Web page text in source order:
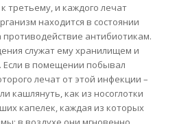
к третьему, и каждого лечат
находится в состоянии
противодействие антибиотикам.
служат ему хранилищем и
в помещении побывал
лечат от этой инфекции –
кашлянуть, как из носоглотки
капелек, каждая из которых